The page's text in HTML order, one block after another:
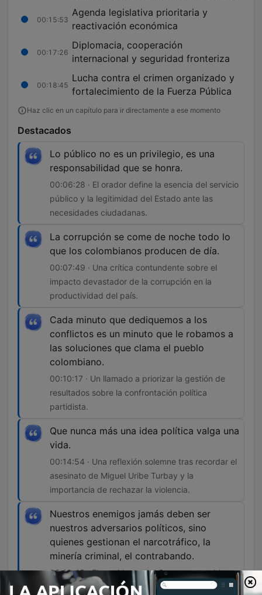
00:15:53
Agenda legislativa prioritaria y
reactivación económica
00:17:26
Diplomacia, cooperación
internacional y seguridad fronteriza
00:18:45
Lucha contra el crimen organizado y
fortalecimiento de la Fuerza Pública
Haz clic en un capítulo para ir directamente a ese momento
Destacados
Lo público no es un privilegio, es una
responsabilidad que se honra.
00:06:28 · El orador define la esencia del servicio
público y la legitimidad del Estado ante las
necesidades ciudadanas.
La corrupción se come de noche todo lo
que los colombianos producen de día.
00:07:49 · Una crítica contundente sobre el
impacto devastador de la corrupción en la
productividad del país.
Cada minuto que dediquemos a los
conflictos es un minuto que le robamos a
las soluciones que clama el pueblo
colombiano.
00:10:17 · Un llamado a priorizar la gestión de
resultados sobre la confrontación política
partidista.
Que nunca más una idea política valga una
vida.
00:14:54 · Una reflexión solemne tras recordar el
asesinato de Miguel Uribe Turbay y la
importancia de rechazar la violencia.
Nuestros enemigos jamás deben ser
nuestros adversarios políticos, sino
quienes gestionan el narcotráfico, la
minería criminal, el contrabando.
00:18:45 · El presidente del Congreso establece
una distinción clara entre la oposición